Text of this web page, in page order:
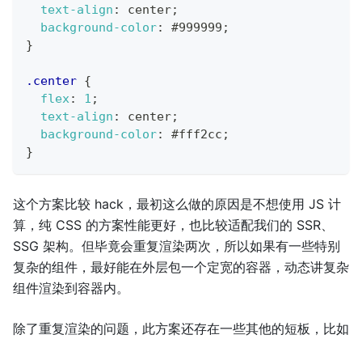
text-align : center;
background-color: #999999 ;
}
.center {
flex : 1 ;
text-align : center;
background-color: #fff2cc ;
}
这个方案比较 hack，最初这么做的原因是不想使用 JS 计
算，纯 CSS 的方案性能更好，也比较适配我们的 SSR、
SSG 架构。但毕竟会重复渲染两次，所以如果有一些特别
复杂的组件，最好能在外层包一个定宽的容器，动态讲复杂
组件渲染到容器内。
除了重复渲染的问题，此方案还存在一些其他的短板，比如